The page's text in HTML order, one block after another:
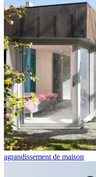
agrandissement de maison